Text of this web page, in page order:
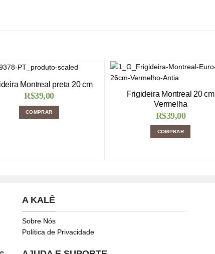
Montreal preta 20 cm
R$39,00
COMPRAR
Frigideira Montreal 20 cm
Vermelha
R$39,00
COMPRAR
A KALÊ
Sobre Nós
Política de Privacidade